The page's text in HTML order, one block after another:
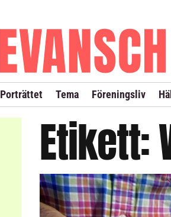
Porträttet Tema Föreningsliv
TIDIGARE NUMMER
Etikett: